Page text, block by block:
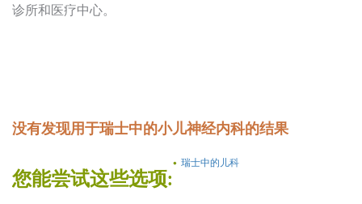
诊所和医疗中心。
没有发现用于瑞士中的小儿神经内科的结果
您能尝试这些选项:
瑞士中的儿科